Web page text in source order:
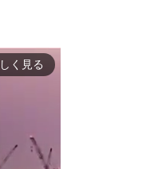
く見る